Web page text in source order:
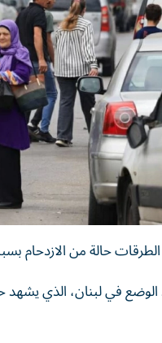
حالة من الازدحام